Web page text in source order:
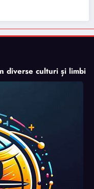
diverse culturi și limbi